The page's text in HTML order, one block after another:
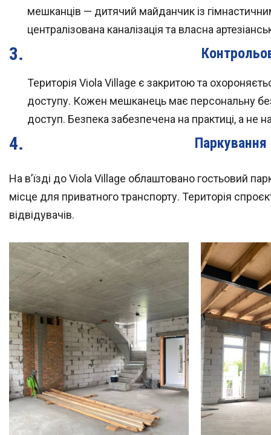
мешканців — дитячий майданчик із
централізована каналізація та власна
Територія Viola Village є закритою та
доступу. Кожен мешканець має персональну
доступ. Безпека забезпечена на практиці, а не
На в’їзді до Viola Village облаштовано гостьовий
місце для приватного транспорту. Територія
відвідувачів.